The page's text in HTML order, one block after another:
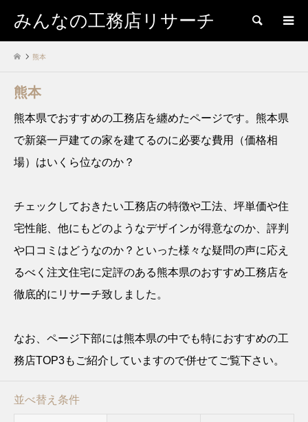
みんなの工務店リサーチ 検索
熊本
熊本
熊本県でおすすめの工務店を纏めたページです。熊本県
で新築一戸建ての家を建てるのに必要な費用（価格相
場）はいくら位なのか？
チェックしておきたい工務店の特徴や工法、坪単価や住
宅性能、他にもどのようなデザインが得意なのか、評判
や口コミはどうなのか？といった様々な疑問の声に応え
るべく注文住宅に定評のある熊本県のおすすめ工務店を
徹底的にリサーチ致しました。
なお、ページ下部には熊本県の中でも特におすすめの工
務店TOP3もご紹介していますので併せてご覧下さい。
並べ替え条件